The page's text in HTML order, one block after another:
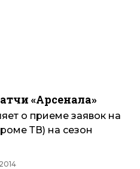
«Арсенала»
о приеме заявок на
ТВ) на сезон